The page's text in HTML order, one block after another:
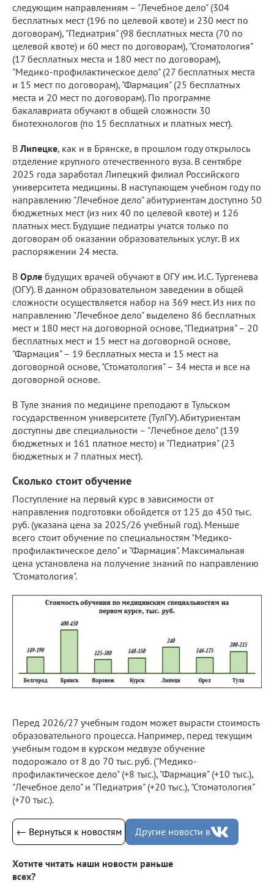
следующим направлениям – "Лечебное дело" (304
бесплатных мест (196 по целевой квоте) и 230 мест по
договорам), "Педиатрия" (98 бесплатных места (70 по
целевой квоте) и 60 мест по договорам), "Стоматология"
(17 бесплатных места и 180 мест по договорам),
"Медико-профилактическое дело" (27 бесплатных места
и 15 мест по договорам), "Фармация" (25 бесплатных
места и 20 мест по договорам). По программе
бакалавриата обучают в общей сложности 30
биотехнологов (по 15 бесплатных и платных мест).
В Липецке, как и в Брянске, в прошлом году открылось
отделение крупного отечественного вуза. В сентябре
2025 года заработал Липецкий филиал Российского
университета медицины. В наступающем учебном году по
направлению "Лечебное дело" абитуриентам доступно 50
бюджетных мест (из них 40 по целевой квоте) и 126
платных мест. Будущие педиатры учатся только по
договорам об оказании образовательных услуг. В их
распоряжении 24 места.
В Орле будущих врачей обучают в ОГУ им. И.С. Тургенева
(ОГУ). В данном образовательном заведении в общей
сложности осуществляется набор на 369 мест. Из них по
направлению "Лечебное дело" выделено 86 бесплатных
мест и 180 мест на договорной основе, "Педиатрия" – 20
бесплатных мест и 15 мест на договорной основе,
"Фармация" – 19 бесплатных места и 15 мест на
договорной основе, "Стоматология" – 34 места и все на
договорной основе.
В Туле знания по медицине преподают в Тульском
государственном университете (ТулГУ). Абитуриентам
доступны две специальности – "Лечебное дело" (139
бюджетных и 161 платное место) и "Педиатрия" (23
бюджетных и 7 платных мест).
Сколько стоит обучение
Поступление на первый курс в зависимости от
направления подготовки обойдется от 125 до 450 тыс.
руб. (указана цена за 2025/26 учебный год). Меньше
всего стоит обучение по специальностям "Медико-
профилактическое дело" и "Фармация". Максимальная
цена установлена на получение знаний по направлению
"Стоматология".
Перед 2026/27 учебным годом может вырасти стоимость
образовательного процесса. Например, перед текущим
учебным годом в курском медвузе обучение
подорожало от 8 до 70 тыс. руб. ("Медико-
профилактическое дело" (+8 тыс.), "Фармация" (+10 тыс.),
"Лечебное дело" и "Педиатрия" (+20 тыс.), "Стоматология"
(+70 тыс.).
← Вернуться к новостям Другие новости в
Хотите читать наши новости раньше
всех?